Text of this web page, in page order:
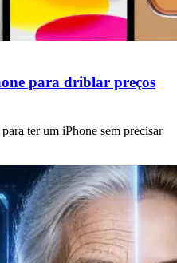
para driblar preços
ter um iPhone sem precisar